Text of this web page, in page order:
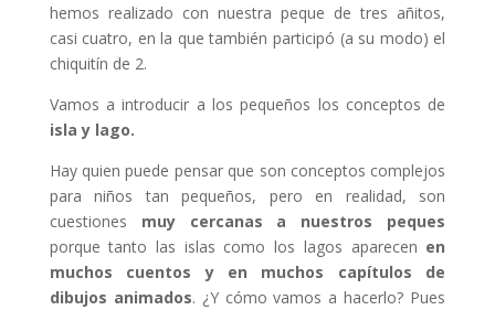
hemos realizado con nuestra peque de tres añitos,
casi cuatro, en la que también participó (a su modo) el
chiquitín de 2.
Vamos a introducir a los pequeños los conceptos de
isla y lago.
Hay quien puede pensar que son conceptos complejos
para niños tan pequeños, pero en realidad, son
cuestiones muy cercanas a nuestros peques
porque tanto las islas como los lagos aparecen en
muchos cuentos y en muchos capítulos de
dibujos animados. ¿Y cómo vamos a hacerlo? Pues